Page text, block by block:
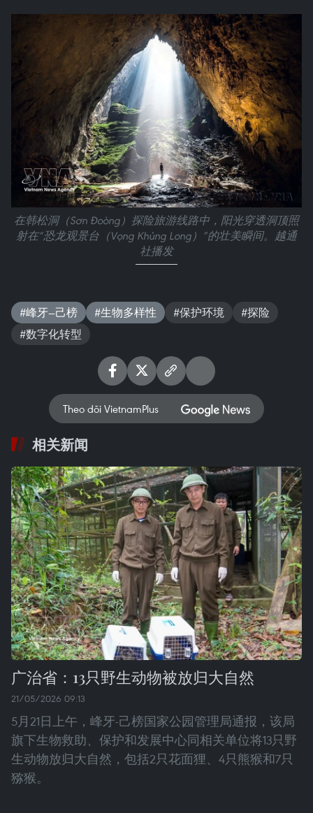
在韩松洞（Sơn Đoòng）探险旅游线路中，阳光穿透洞顶照
射在“恐龙观景台（Vọng Khủng Long）”的壮美瞬间。越通
社播发
#峰牙—己榜 #生物多样性 #保护环境
#探险
#数字化转型
Theo dõi VietnamPlus
相关新闻
广治省：13只野生动物被放归大自然
21/05/2026 09:13
5月21日上午，峰牙-己榜国家公园管理局通报，该局
旗下生物救助、保护和发展中心同相关单位将13只野
生动物放归大自然，包括2只花面狸、4只熊猴和7只
猕猴。